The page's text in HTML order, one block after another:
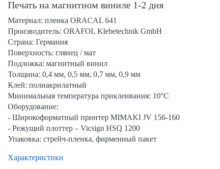
Печать на магнитном виниле 1-2 дня
Материал: пленка ORACAL 641
Производитель: ORAFOL Klebetechnik GmbH
Страна: Германия
Поверхность: глянец / мат
Подложка: магнитный винил
Толщина: 0,4 мм, 0,5 мм, 0,7 мм, 0,9 мм
Клей: полиакрилатный
Минимальная температура приклеивания: 10°С
Оборудование:
- Широкоформатный принтер MIMAKI JV 156-160
- Режущий плоттер – Vicsign HSQ 1200
Упаковка: стрейч-пленка, фирменный пакет
Характеристики